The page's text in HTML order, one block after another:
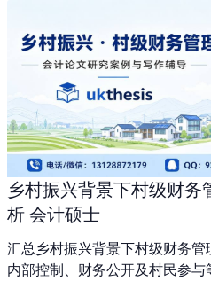
乡村振兴背景下村级财务
析 会计硕士
汇总乡村振兴背景下村级财务管
内部控制、财务公开及村民参与